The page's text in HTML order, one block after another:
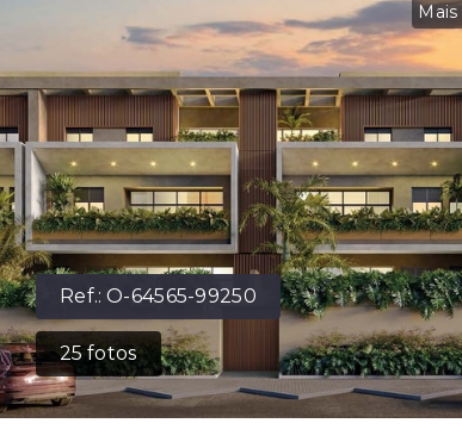
Ref.:O-64565-99250
25 fotos